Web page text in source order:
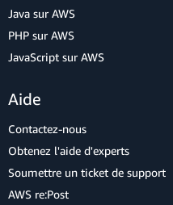
Java sur AWS
PHP sur AWS
JavaScript sur AWS
Aide
Contactez-nous
Obtenez l'aide d'experts
Soumettre un ticket de support
AWS re:Post